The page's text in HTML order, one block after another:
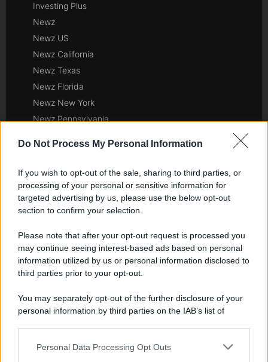
Do Not Process My Personal Information
If you wish to opt-out of the sale, sharing to third parties, or
processing of your personal or sensitive information for
targeted advertising by us, please use the below opt-out
section to confirm your selection.
Please note that after your opt-out request is processed you
may continue seeing interest-based ads based on personal
information utilized by us or personal information disclosed to
third parties prior to your opt-out.
You may separately opt-out of the further disclosure of your
personal information by third parties on the IAB’s list of
This information may also be disclosed by us to third parties
Personal Data Processing Opt Outs
Investing Plus
Newz
Newz US
Newz California
Newz Texas
Newz Florida
Newz New York
Newz Pennsylvania
Hig Tech Mag
Scoop Mag
Lgbtqia News
Motors Magazine 365
Day Travel 365
Home Magazine 365
Cineverse Magazine
SecondHomeMagazine
Francia